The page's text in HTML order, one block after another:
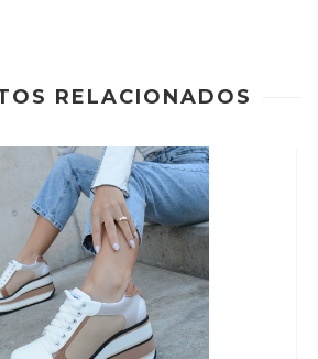
RELACIONADOS